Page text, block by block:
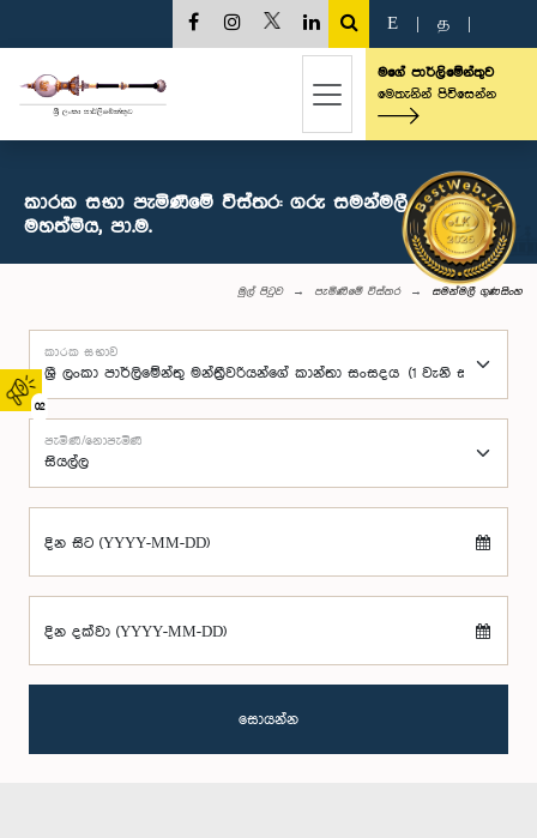
02
E த
මගේ පාර්ලිමේන්තුව
මෙතැනින් පිවිසෙන්න
කාරක සභා පැමිණීමේ විස්තර: ගරු සමන්මලී ගුණසිංහ
මහත්මිය, පා.ම.
මුල් පිටුව පැමිණීමේ විස්තර සමන්මලී ගුණසිංහ
කාරක සභාව
පැමිණි/නොපැමිණි
දින සිට (YYYY-MM-DD)
දින දක්වා (YYYY-MM-DD)
සොයන්න